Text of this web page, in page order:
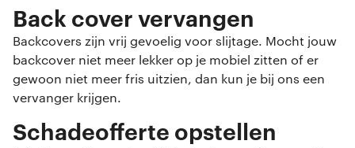
Back cover vervangen
Backcovers zijn vrij gevoelig voor slijtage. Mocht jouw
backcover niet meer lekker op je mobiel zitten of er
gewoon niet meer fris uitzien, dan kun je bij ons een
vervanger krijgen.
Schadeofferte opstellen